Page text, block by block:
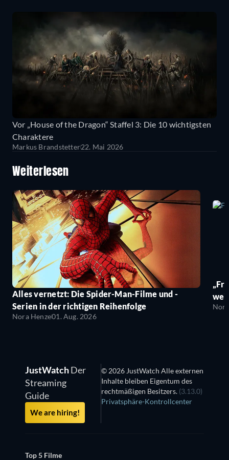
Vor „House of the Dragon“ Staffel 3: Die 10 wichtigsten
Charaktere
Markus Brandstetter22. Mai 2026
Weiterlesen
Alles vernetzt: Die Spider-Man-Filme und -
Serien in der richtigen Reihenfolge
Nora Henze01. Aug. 2026
JustWatchDer
Streaming
Guide
We are hiring!
© 2026 JustWatch Alle externen
Inhalte bleiben Eigentum des
rechtmäßigen Besitzers. (3.13.0)
Privatsphäre-Kontrollcenter
Top 5 Filme